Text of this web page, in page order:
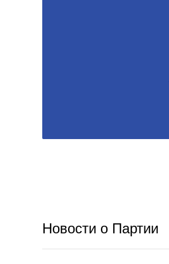
Новости о Партии